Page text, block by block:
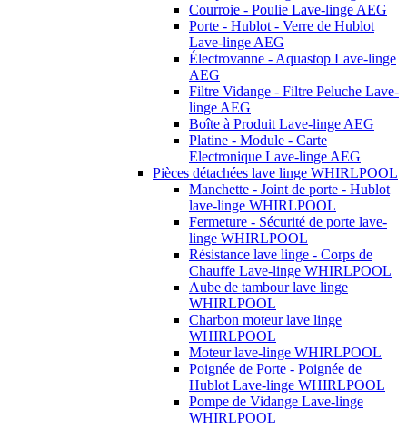
Courroie - Poulie Lave-linge AEG
Porte - Hublot - Verre de Hublot
Lave-linge AEG
Électrovanne - Aquastop Lave-linge
AEG
Filtre Vidange - Filtre Peluche Lave-
linge AEG
Boîte à Produit Lave-linge AEG
Platine - Module - Carte
Electronique Lave-linge AEG
Pièces détachées lave linge WHIRLPOOL
Manchette - Joint de porte - Hublot
lave-linge WHIRLPOOL
Fermeture - Sécurité de porte lave-
linge WHIRLPOOL
Résistance lave linge - Corps de
Chauffe Lave-linge WHIRLPOOL
Aube de tambour lave linge
WHIRLPOOL
Charbon moteur lave linge
WHIRLPOOL
Moteur lave-linge WHIRLPOOL
Poignée de Porte - Poignée de
Hublot Lave-linge WHIRLPOOL
Pompe de Vidange Lave-linge
WHIRLPOOL